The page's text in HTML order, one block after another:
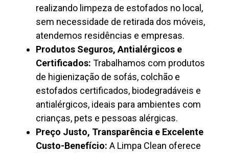
realizando limpeza de estofados no local,
sem necessidade de retirada dos móveis,
atendemos residências e empresas.
Produtos Seguros, Antialérgicos e
Certificados: Trabalhamos com produtos
de higienização de sofás, colchão e
estofados certificados, biodegradáveis e
antialérgicos, ideais para ambientes com
crianças, pets e pessoas alérgicas.
Preço Justo, Transparência e Excelente
Custo-Benefício: A Limpa Clean oferece